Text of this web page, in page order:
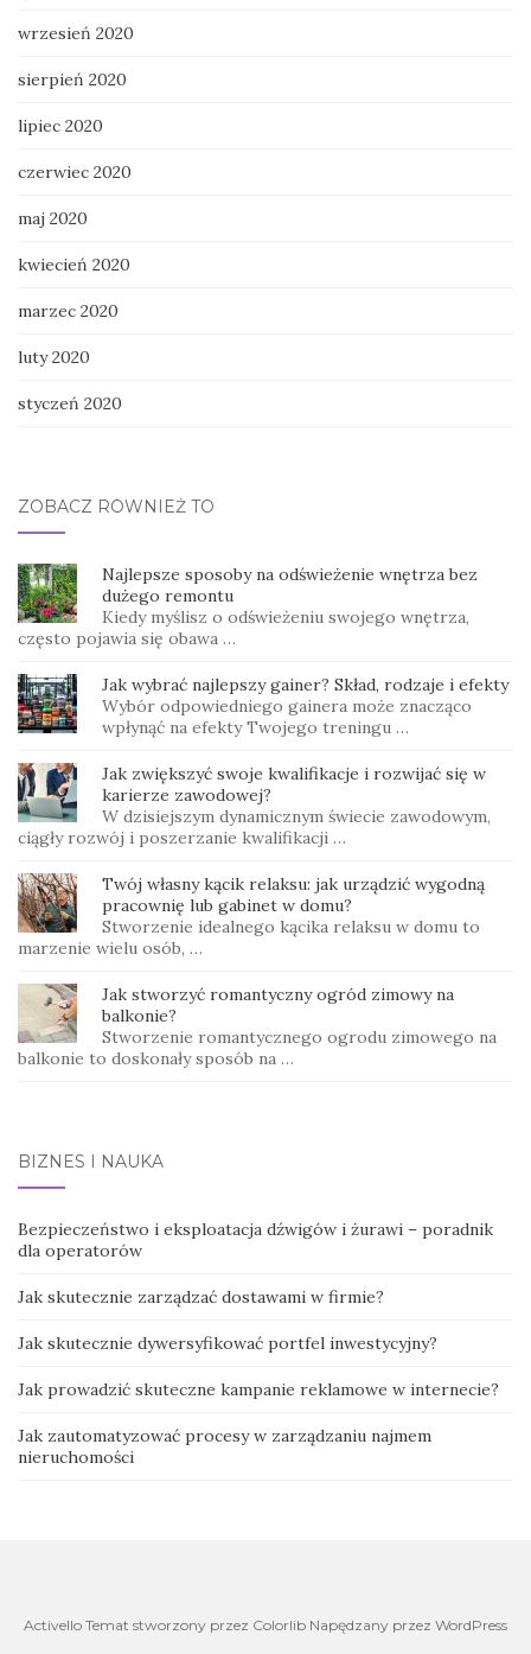
wrzesień 2020
sierpień 2020
lipiec 2020
czerwiec 2020
maj 2020
kwiecień 2020
marzec 2020
luty 2020
styczeń 2020
ZOBACZ RÓWNIEŻ TO
Najlepsze sposoby na odświeżenie wnętrza bez
dużego remontu
Kiedy myślisz o odświeżeniu swojego wnętrza,
często pojawia się obawa …
Jak wybrać najlepszy gainer? Skład, rodzaje i efekty
Wybór odpowiedniego gainera może znacząco
wpłynąć na efekty Twojego treningu …
Jak zwiększyć swoje kwalifikacje i rozwijać się w
karierze zawodowej?
W dzisiejszym dynamicznym świecie zawodowym,
ciągły rozwój i poszerzanie kwalifikacji …
Twój własny kącik relaksu: jak urządzić wygodną
pracownię lub gabinet w domu?
Stworzenie idealnego kącika relaksu w domu to
marzenie wielu osób, …
Jak stworzyć romantyczny ogród zimowy na
balkonie?
Stworzenie romantycznego ogrodu zimowego na
balkonie to doskonały sposób na …
BIZNES I NAUKA
Bezpieczeństwo i eksploatacja dźwigów i żurawi – poradnik
dla operatorów
Jak skutecznie zarządzać dostawami w firmie?
Jak skutecznie dywersyfikować portfel inwestycyjny?
Jak prowadzić skuteczne kampanie reklamowe w internecie?
Jak zautomatyzować procesy w zarządzaniu najmem
nieruchomości
Activello Temat stworzony przez Colorlib Napędzany przez WordPress